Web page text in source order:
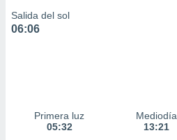
Salida del sol
06:06
Primera luz
05:32
Mediodía
13:21